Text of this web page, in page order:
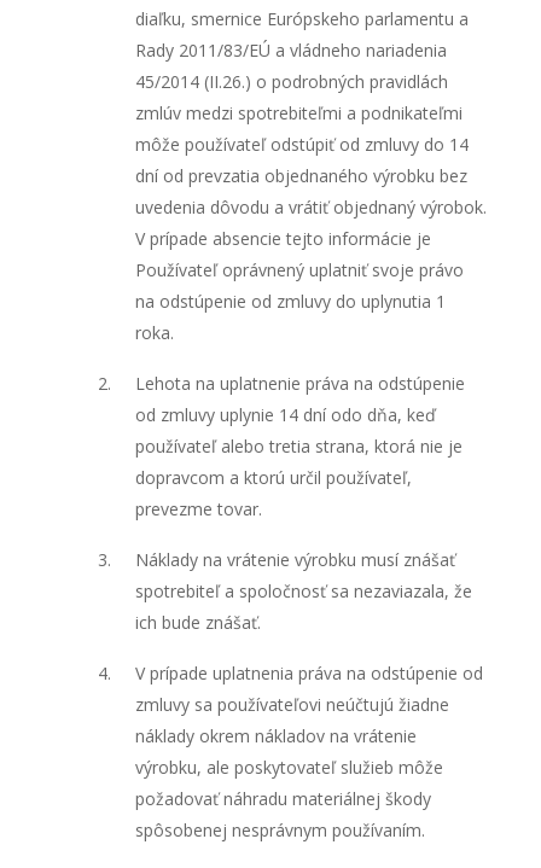
diaľku, smernice Európskeho parlamentu a
Rady 2011/83/EÚ a vládneho nariadenia
45/2014 (II.26.) o podrobných pravidlách
zmlúv medzi spotrebiteľmi a podnikateľmi
môže používateľ odstúpiť od zmluvy do 14
dní od prevzatia objednaného výrobku bez
uvedenia dôvodu a vrátiť objednaný výrobok.
V prípade absencie tejto informácie je
Používateľ oprávnený uplatniť svoje právo
na odstúpenie od zmluvy do uplynutia 1
roka.
Lehota na uplatnenie práva na odstúpenie
od zmluvy uplynie 14 dní odo dňa, keď
používateľ alebo tretia strana, ktorá nie je
dopravcom a ktorú určil používateľ,
prevezme tovar.
Náklady na vrátenie výrobku musí znášať
spotrebiteľ a spoločnosť sa nezaviazala, že
ich bude znášať.
V prípade uplatnenia práva na odstúpenie od
zmluvy sa používateľovi neúčtujú žiadne
náklady okrem nákladov na vrátenie
výrobku, ale poskytovateľ služieb môže
požadovať náhradu materiálnej škody
spôsobenej nesprávnym používaním.